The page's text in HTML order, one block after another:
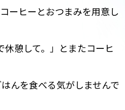
ーヒーとおつまみを用意し
憩して。」とまたコーヒ
んを食べる気がしませんで